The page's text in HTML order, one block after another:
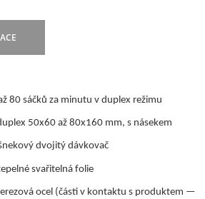
sáčků za minutu v duplex režimu
50x60 až 80x160 mm, s násekem
dvojitý dávkovač
svařitelná folie
ocel (části v kontaktu s produktem —
horizontální balicí
S 130-D?